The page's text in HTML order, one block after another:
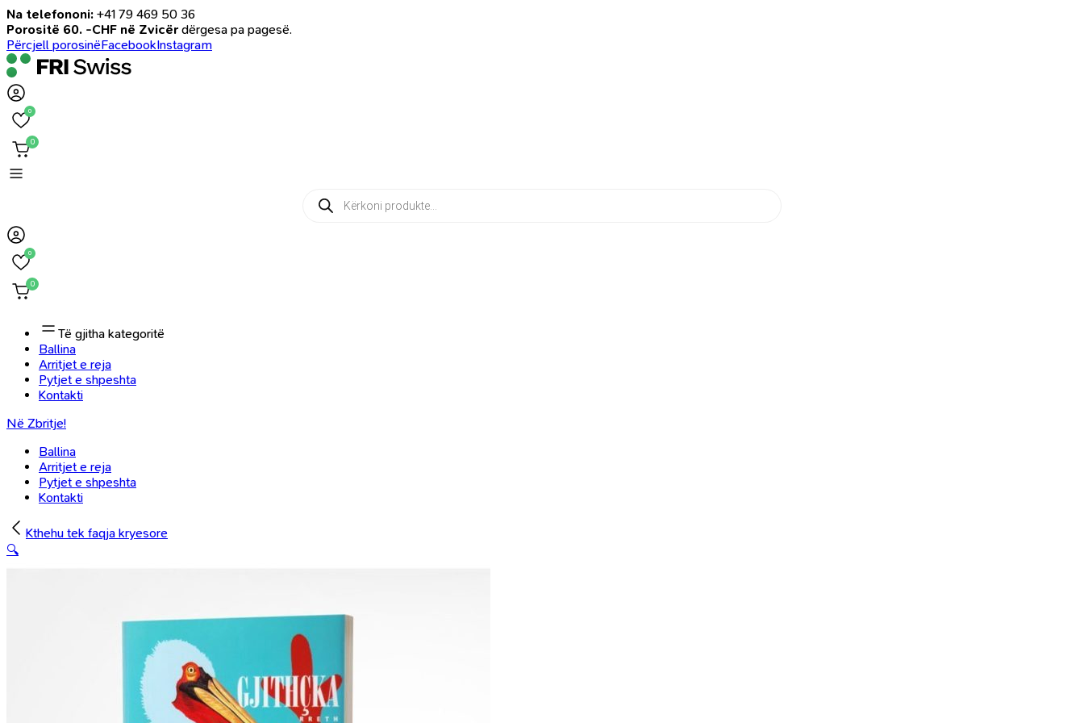
Na telefononi: +41 79 469 50 36
Porositë 60. -CHF në Zvicër dërgesa pa pagesë.
Përcjell porosinëFacebookInstagram
0
0
Products
search
0
0
Të gjitha kategoritë
Ballina
Arritjet e reja
Pytjet e shpeshta
Kontakti
Në Zbritje!
Ballina
Arritjet e reja
Pytjet e shpeshta
Kontakti
Kthehu tek faqja kryesore
🔍